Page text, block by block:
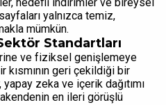
yalnızca temiz,
mümkün.
Standartları
ve fiziksel genişlemeye
kısmının geri çekildiği bir
zeka ve içerik dağıtımı
en ileri görüşlü